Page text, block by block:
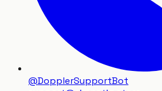
@DopplerSupportBot